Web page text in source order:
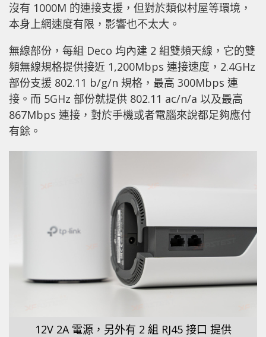
沒有 1000M 的連接支援，但對於類似村屋等環境，
本身上網速度有限，影響也不太大。
無線部份，每組 Deco 均內建 2 組雙頻天線，它的雙
頻無線規格提供接近 1,200Mbps 連接速度，2.4GHz
部份支援 802.11 b/g/n 規格，最高 300Mbps 連
接。而 5GHz 部份就提供 802.11 ac/n/a 以及最高
867Mbps 連接，對於手機或者電腦來說都足夠應付
有餘。
12V 2A 電源，另外有 2 組 RJ45 接口 提供